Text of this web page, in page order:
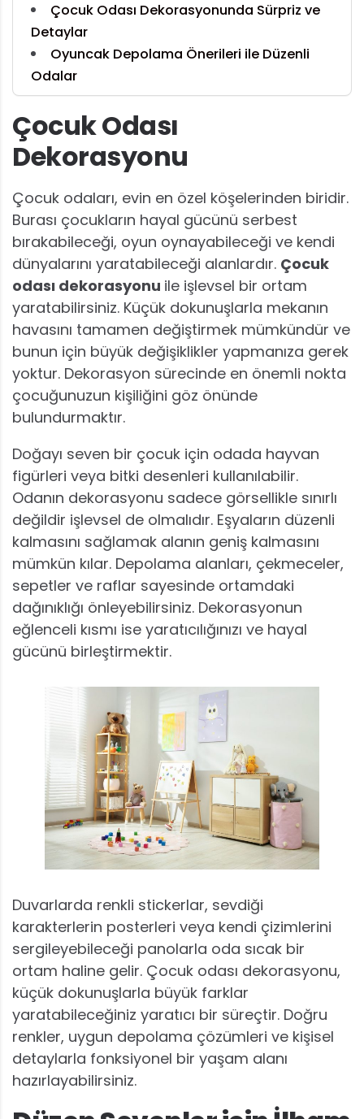
Çocuk Odası Dekorasyonunda Sürpriz ve
Detaylar
Oyuncak Depolama Önerileri ile Düzenli
Odalar
Çocuk Odası
Dekorasyonu
Çocuk odaları, evin en özel köşelerinden biridir.
Burası çocukların hayal gücünü serbest
bırakabileceği, oyun oynayabileceği ve kendi
dünyalarını yaratabileceği alanlardır. Çocuk
odası dekorasyonu ile işlevsel bir ortam
yaratabilirsiniz. Küçük dokunuşlarla mekanın
havasını tamamen değiştirmek mümkündür ve
bunun için büyük değişiklikler yapmanıza gerek
yoktur. Dekorasyon sürecinde en önemli nokta
çocuğunuzun kişiliğini göz önünde
bulundurmaktır.
Doğayı seven bir çocuk için odada hayvan
figürleri veya bitki desenleri kullanılabilir.
Odanın dekorasyonu sadece görsellikle sınırlı
değildir işlevsel de olmalıdır. Eşyaların düzenli
kalmasını sağlamak alanın geniş kalmasını
mümkün kılar. Depolama alanları, çekmeceler,
sepetler ve raflar sayesinde ortamdaki
dağınıklığı önleyebilirsiniz. Dekorasyonun
eğlenceli kısmı ise yaratıcılığınızı ve hayal
gücünü birleştirmektir.
Duvarlarda renkli stickerlar, sevdiği
karakterlerin posterleri veya kendi çizimlerini
sergileyebileceği panolarla oda sıcak bir
ortam haline gelir. Çocuk odası dekorasyonu,
küçük dokunuşlarla büyük farklar
yaratabileceğiniz yaratıcı bir süreçtir. Doğru
renkler, uygun depolama çözümleri ve kişisel
detaylarla fonksiyonel bir yaşam alanı
hazırlayabilirsiniz.